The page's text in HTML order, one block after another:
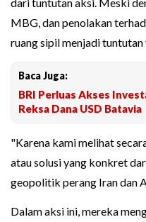
MBG, dan penolakan
ruang sipil menjadi
Baca Juga:
BRI Perluas Akses
Reksa Dana USD Batavia
"Karena kami melihat
atau solusi yang konkret
geopolitik perang Iran dan
Dalam aksi ini, mereka